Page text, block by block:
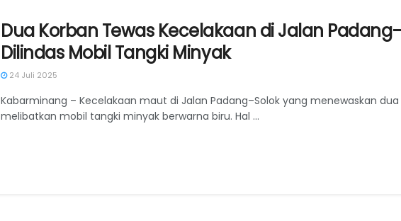
Dua Korban Tewas Kecelakaan di Jalan
Dilindas Mobil Tangki Minyak
24 Juli 2025
Kabarminang – Kecelakaan maut di Jalan Padang–Solok yang menewaskan
melibatkan mobil tangki minyak berwarna biru. Hal ...